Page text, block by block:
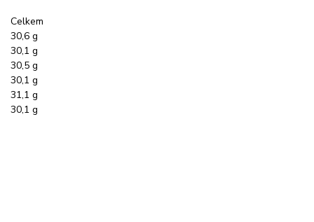
Celkem
30,6 g
30,1 g
30,5 g
30,1 g
31,1 g
30,1 g